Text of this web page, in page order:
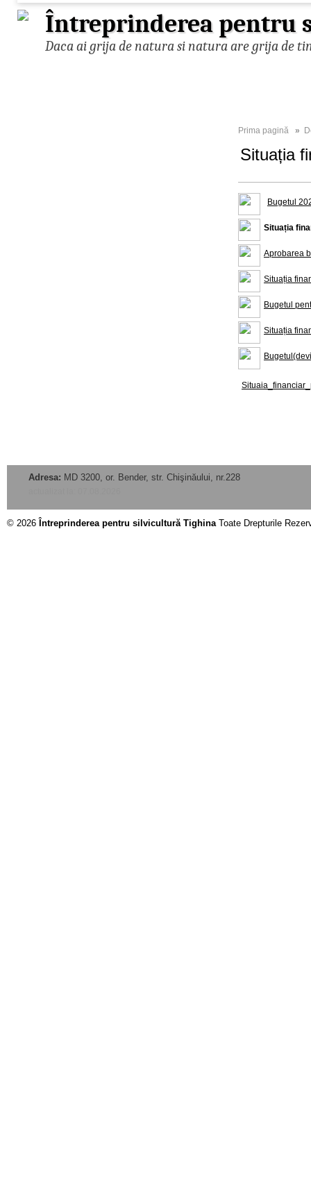
Întreprinderea pentru
Daca ai grija de natura si natura are grija de
Prima pagină »
Situația
Bugetul
Situația
Aprobarea
Situația
Bugetul
Situația
Adresa: MD 3200, or. Bender, str. Chişinăului, nr.228
© 2026 Întreprinderea pentru silvicultură TighinaToate Drepturile